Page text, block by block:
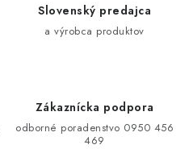
Slovenský predajca
a výrobca produktov
Zákaznícka podpora
odborné poradenstvo 0950 456
469